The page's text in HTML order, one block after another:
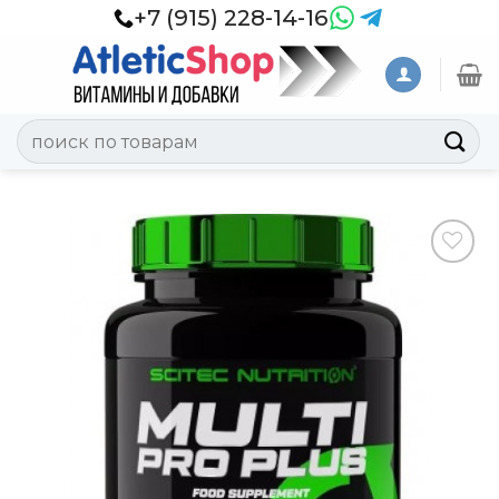
+7 (915) 228-14-16
Искать:
Добавить